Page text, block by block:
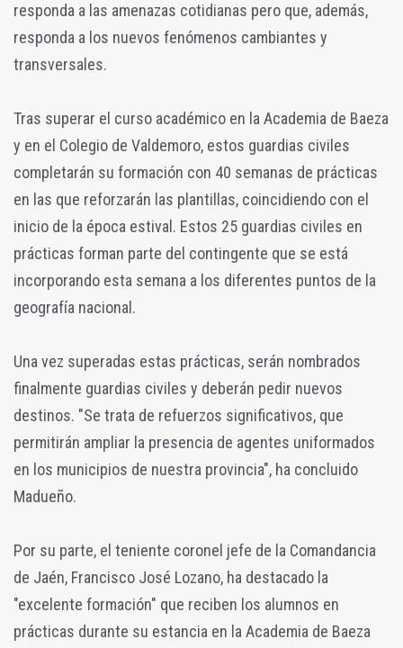
responda a las amenazas cotidianas pero que, además,
responda a los nuevos fenómenos cambiantes y
transversales.
Tras superar el curso académico en la Academia de Baeza
y en el Colegio de Valdemoro, estos guardias civiles
completarán su formación con 40 semanas de prácticas
en las que reforzarán las plantillas, coincidiendo con el
inicio de la época estival. Estos 25 guardias civiles en
prácticas forman parte del contingente que se está
incorporando esta semana a los diferentes puntos de la
geografía nacional.
Una vez superadas estas prácticas, serán nombrados
finalmente guardias civiles y deberán pedir nuevos
destinos. "Se trata de refuerzos significativos, que
permitirán ampliar la presencia de agentes uniformados
en los municipios de nuestra provincia", ha concluido
Madueño.
Por su parte, el teniente coronel jefe de la Comandancia
de Jaén, Francisco José Lozano, ha destacado la
"excelente formación" que reciben los alumnos en
prácticas durante su estancia en la Academia de Baeza